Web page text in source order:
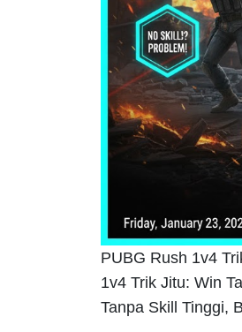
PUBG Rush 1v4
1v4 Trik Jitu: Win
Tanpa Skill Tinggi,